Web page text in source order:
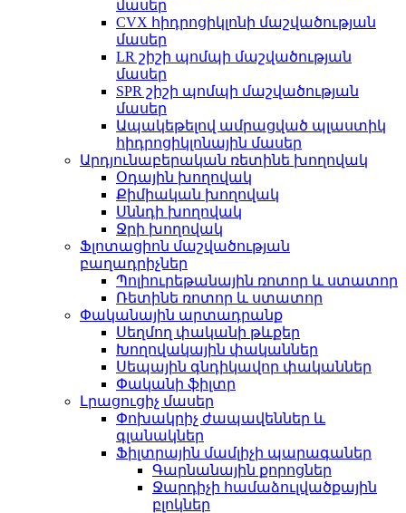
մասեր
CVX հիդրոցիկլոնի մաշվածության
մասեր
LR շիշի պոմպի մաշվածության
մասեր
SPR շիշի պոմպի մաշվածության
մասեր
Ապակեթելով ամրացված պլաստիկ
հիդրոցիկլոնային մասեր
Արդյունաբերական ռետինե խողովակ
Օդային խողովակ
Քիմիական խողովակ
Սննդի խողովակ
Ջրի խողովակ
Ֆլոտացիոն մաշվածության
բաղադրիչներ
Պոլիուրեթանային ռոտոր և ստատոր
Ռետինե ռոտոր և ստատոր
Փականային արտադրանք
Սեղմող փականի թևքեր
Խողովակային փականներ
Սեպային գնդիկավոր փականներ
Փականի ֆիլտր
Լրացուցիչ մասեր
Փոխակրիչ ժապավեններ և
գլանակներ
Ֆիլտրային մամլիչի պարագաներ
Գարնանային քորոցներ
Ջարդիչի համաձուլվածքային
բլոկներ